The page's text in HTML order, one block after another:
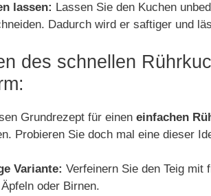
lassen: Lassen Sie den Kuchen
Dadurch wird er saftiger und
des schnellen
Grundrezept für einen einfachen
Probieren Sie doch mal eine dieser
Variante: Verfeinern Sie den Teig mit
oder Birnen.